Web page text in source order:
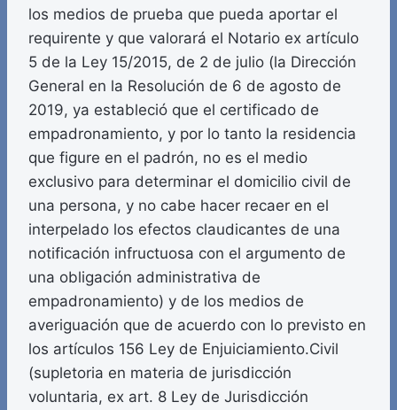
los medios de prueba que pueda aportar el
requirente y que valorará el Notario ex artículo
5 de la Ley 15/2015, de 2 de julio (la Dirección
General en la Resolución de 6 de agosto de
2019, ya estableció que el certificado de
empadronamiento, y por lo tanto la residencia
que figure en el padrón, no es el medio
exclusivo para determinar el domicilio civil de
una persona, y no cabe hacer recaer en el
interpelado los efectos claudicantes de una
notificación infructuosa con el argumento de
una obligación administrativa de
empadronamiento) y de los medios de
averiguación que de acuerdo con lo previsto en
los artículos 156 Ley de Enjuiciamiento.Civil
(supletoria en materia de jurisdicción
voluntaria, ex art. 8 Ley de Jurisdicción